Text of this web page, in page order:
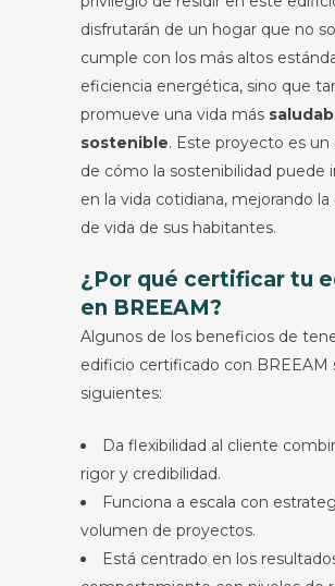
disfrutarán de un hogar que no
cumple con los más altos
eficiencia energética, sino que
promueve una vida más
sostenible. Este proyecto es un
de cómo la sostenibilidad puede
en la vida cotidiana, mejorando la
de vida de sus habitantes.
¿Por qué certificar tu
en BREEAM?
Algunos de los beneficios de
edificio certificado con BREEAM
siguientes:
Da flexibilidad al cliente
rigor y credibilidad.
Funciona a escala con
volumen de proyectos.
Está centrado en los